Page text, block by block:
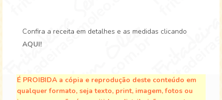
Confira a receita em detalhes e as medidas clicando
AQUI!
É PROIBIDA a cópia e reprodução deste conteúdo em
qualquer formato, seja texto, print, imagem, fotos ou